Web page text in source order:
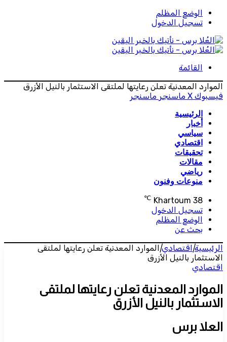
الوضع المظلم
تسجيل الدخول
القائمة
الموارد المعدنية تعلن رعايتها لملتقى الاستثمار بالنيل الأزرق
فيسبوك ‫X ماسنجر ماسنجر
الرئيسية
أخبار
سياسي
اقتصادي
تحقيقات
مقالات
رياضي
منوعات وفنون
Khartoum 38
℃
تسجيل الدخول
الوضع المظلم
بحث عن
الرئيسية| اقتصادي| الموارد المعدنية تعلن رعايتها لملتقى
الاستثمار بالنيل الأزرق
اقتصادي
الموارد المعدنية تعلن رعايتها لملتقى
الاستثمار بالنيل الأزرق
العلا برس